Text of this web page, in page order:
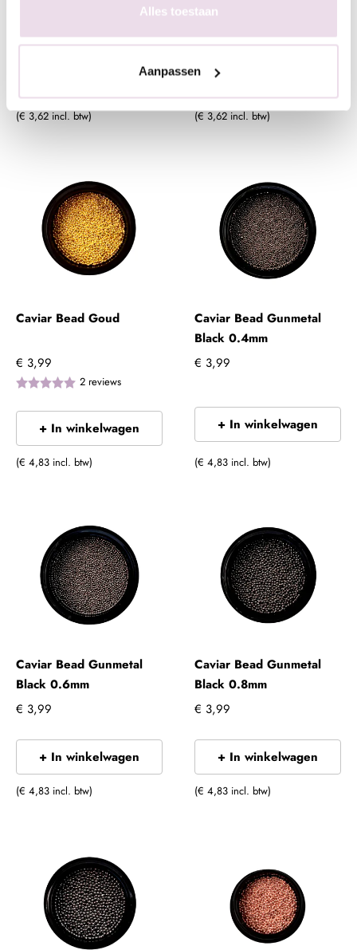
Alles toestaan
Aanpassen
€ 2,99
(€ 3,62 incl. btw)
Roze
€ 2,99
(€ 3,62 incl. btw)
Caviar Bead Goud
€ 3,99
2 reviews
+ In winkelwagen
(€ 4,83 incl. btw)
Caviar Bead Gunmetal
Black 0.4mm
€ 3,99
+ In winkelwagen
(€ 4,83 incl. btw)
Caviar Bead Gunmetal
Black 0.6mm
€ 3,99
+ In winkelwagen
(€ 4,83 incl. btw)
Caviar Bead Gunmetal
Black 0.8mm
€ 3,99
+ In winkelwagen
(€ 4,83 incl. btw)